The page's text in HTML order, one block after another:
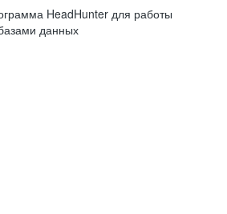
HeadHunter для работы
данных